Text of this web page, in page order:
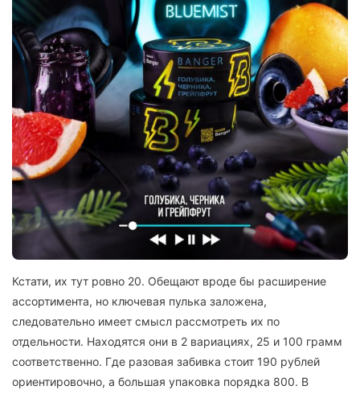
Кстати, их тут ровно 20. Обещают вроде бы расширение
ассортимента, но ключевая пулька заложена,
следовательно имеет смысл рассмотреть их по
отдельности. Находятся они в 2 вариациях, 25 и 100 грамм
соответственно. Где разовая забивка стоит 190 рублей
ориентировочно, а большая упаковка порядка 800. В